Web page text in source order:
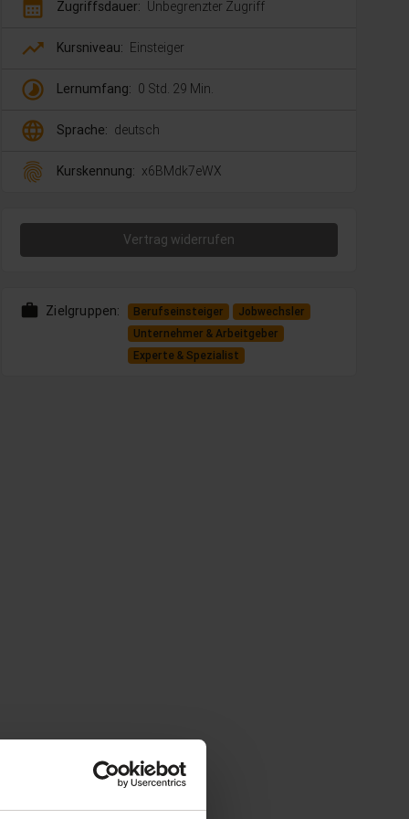
calendar_month Zugriffsdauer: Unbegrenzter Zugriff
trending_up Kursniveau: Einsteiger
timelapse Lernumfang: 0 Std. 29 Min.
language Sprache: deutsch
fingerprint Kurskennung: x6BMdk7eWX
Vertrag widerrufen
work Zielgruppen: Berufseinsteiger
Jobwechsler
Unternehmer & Arbeitgeber
Experte & Spezialist